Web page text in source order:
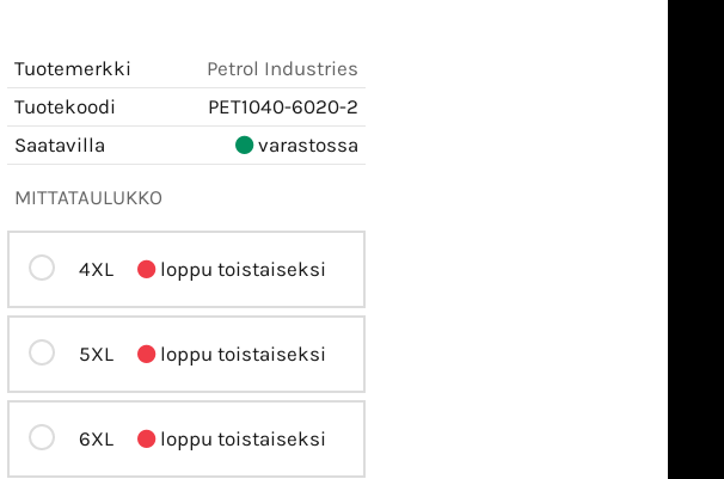
Tuotemerkki
Petrol Industries
Tuotekoodi
PET1040-6020-2
Saatavilla
varastossa
MITTATAULUKKO
4XL loppu toistaiseksi
5XL loppu toistaiseksi
6XL loppu toistaiseksi